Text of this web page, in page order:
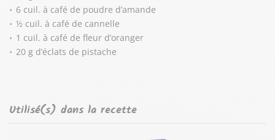
6 cuil. à café de poudre d’amande
½ cuil. à café de cannelle
1 cuil. à café de fleur d’oranger
20 g d’éclats de pistache
Utilisé(s) dans la recette